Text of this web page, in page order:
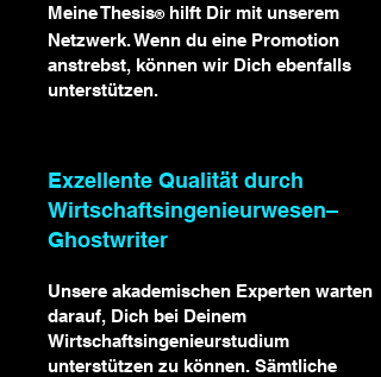
Meine Thesis®hilft Dir mit unserem
Netzwerk. Wenn du eine Promotion
anstrebst, können wir Dich ebenfalls
unterstützen.
Exzellente Qualität durch
Wirtschaftsingenieurwesen–
Ghostwriter
Unsere akademischen Experten warten
darauf, Dich bei Deinem
Wirtschaftsingenieurstudium
unterstützen zu können. Sämtliche